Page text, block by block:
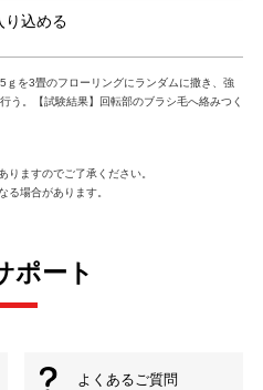
り込める
を3畳のフローリングにランダムに撒き、強
う。【試験結果】回転部のブラシ毛へ絡みつく
りますのでご了承ください。
る場合があります。
ポート
よくあるご質問